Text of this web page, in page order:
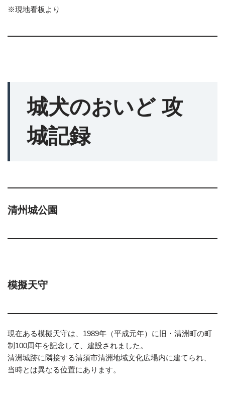
※現地看板より
城犬のおいど 攻
城記録
清州城公園
模擬天守
現在ある模擬天守は、1989年（平成元年）に旧・清洲町の町
制100周年を記念して、建設されました。
清洲城跡に隣接する清須市清洲地域文化広場内に建てられ、
当時とは異なる位置にあります。